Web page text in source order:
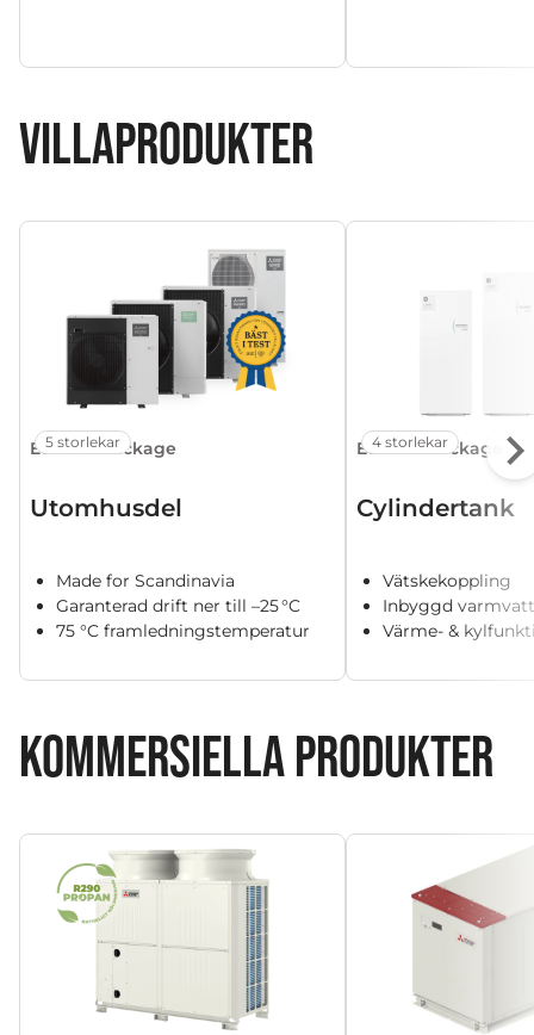
VILLAPRODUKTER
5 storlekar
Ecodan Package
Utomhusdel
Made for Scandinavia
Garanterad drift ner till –25 °C
75 °C framledningstemperatur
4 storlekar
Ecodan Package
Cylindertank
Vätskekoppling
Inbyggd
Värme- &
KOMMERSIELLA PRODUKTER